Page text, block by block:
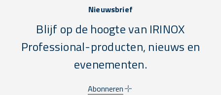
Nieuwsbrief
Blijf op de hoogte van IRINOX
Professional-producten, nieuws en
evenementen.
Abonneren